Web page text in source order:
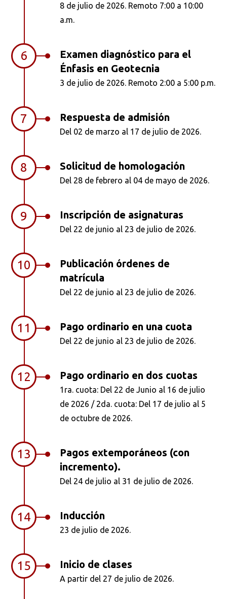
8 de julio de 2026. Remoto 7:00 a 10:00
a.m.
6
Examen diagnóstico para el
Énfasis en Geotecnia
3 de julio de 2026. Remoto 2:00 a 5:00 p.m.
7 Respuesta de admisión
Del 02 de marzo al 17 de julio de 2026.
8 Solicitud de homologación
Del 28 de febrero al 04 de mayo de 2026.
9 Inscripción de asignaturas
Del 22 de junio al 23 de julio de 2026.
10
Publicación órdenes de
matrícula
Del 22 de junio al 23 de julio de 2026.
11 Pago ordinario en una cuota
Del 22 de junio al 23 de julio de 2026.
12 Pago ordinario en dos cuotas
1ra. cuota: Del 22 de Junio al 16 de julio
de 2026 / 2da. cuota: Del 17 de julio al 5
de octubre de 2026.
13
Pagos extemporáneos (con
incremento).
Del 24 de julio al 31 de julio de 2026.
14 Inducción
23 de julio de 2026.
15 Inicio de clases
A partir del 27 de julio de 2026.